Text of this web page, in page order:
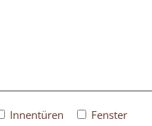
Innentüren
Fenster